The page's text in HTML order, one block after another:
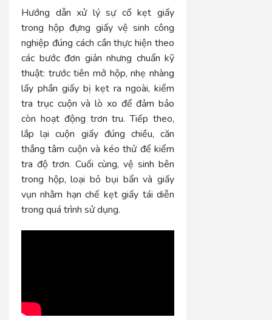
Hướng dẫn xử lý sự cố kẹt giấy
trong hộp đựng giấy vệ sinh công
nghiệp đúng cách cần thực hiện theo
các bước đơn giản nhưng chuẩn kỹ
thuật: trước tiên mở hộp, nhẹ nhàng
lấy phần giấy bị kẹt ra ngoài, kiểm
tra trục cuộn và lò xo để đảm bảo
còn hoạt động trơn tru. Tiếp theo,
lắp lại cuộn giấy đúng chiều, căn
thẳng tâm cuộn và kéo thử để kiểm
tra độ trơn. Cuối cùng, vệ sinh bên
trong hộp, loại bỏ bụi bẩn và giấy
vụn nhằm hạn chế kẹt giấy tái diễn
trong quá trình sử dụng.